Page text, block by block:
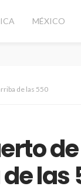
MÉXICO
de las 550
las